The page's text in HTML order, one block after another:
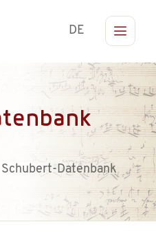
DE
Schubert-Datenbank